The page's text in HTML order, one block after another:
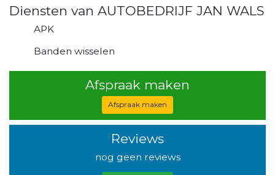
Diensten van AUTOBEDRIJF JAN WALS
APK
Banden wisselen
Afspraak maken
Afspraak maken
Reviews
nog geen reviews